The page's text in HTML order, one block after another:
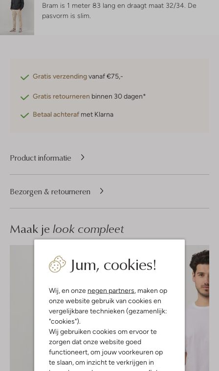
Jum, cookies!
Wij, en onze negen partners, maken op
onze website gebruik van cookies en
vergelijkbare technieken (gezamenlijk:
"cookies").
Wij gebruiken cookies om ervoor te
zorgen dat onze website goed
functioneert, om jouw voorkeuren op
te slaan, om inzicht te verkrijgen in
Bram is 1 meter 83 lang en draagt maat 32/34. De
pasvorm is slim
Gratis verzendingvanaf €75,-
Gratis retourneren binnen 30 dagen*
Betaal achteraf met Klarna
Product informatie
Bezorgen & retourneren
Maak je look compleet